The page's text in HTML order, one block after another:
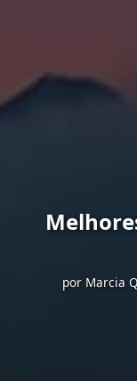
por Marcia